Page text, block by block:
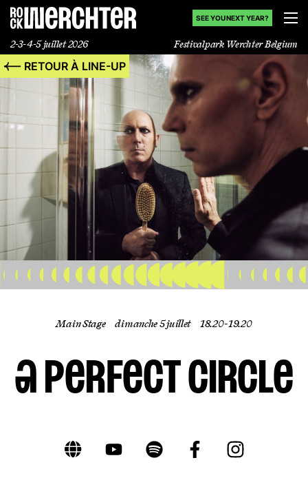
SEE YOU NEXT YEAR?
2-3-4-5 juillet 2026 Festivalpark Werchter Belgium
Line-up
Infos
News
Shop
History
RETOUR À LINE-UP
Main Stage dimanche 5 juillet 18.20- 19.20
A Perfect Circle